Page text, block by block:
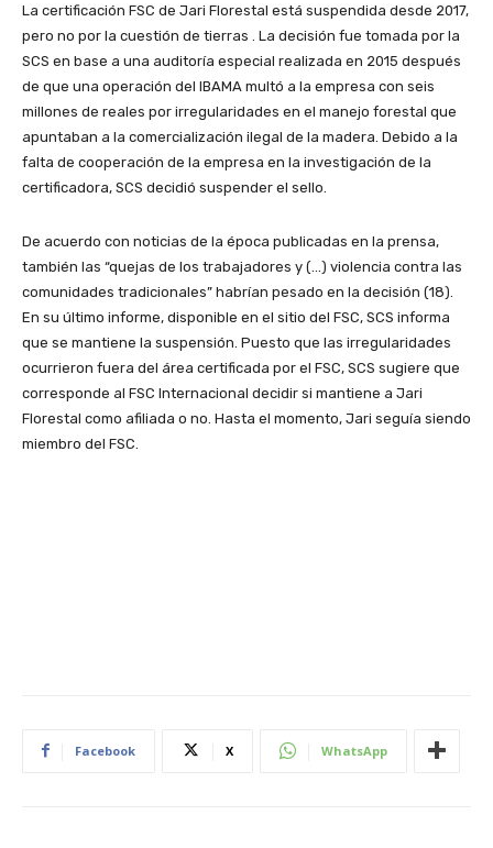
La certificación FSC de Jari Florestal está suspendida desde 2017,
pero no por la cuestión de tierras . La decisión fue tomada por la
SCS en base a una auditoría especial realizada en 2015 después
de que una operación del IBAMA multó a la empresa con seis
millones de reales por irregularidades en el manejo forestal que
apuntaban a la comercialización ilegal de la madera. Debido a la
falta de cooperación de la empresa en la investigación de la
certificadora, SCS decidió suspender el sello.
De acuerdo con noticias de la época publicadas en la prensa,
también las “quejas de los trabajadores y (…) violencia contra las
comunidades tradicionales” habrían pesado en la decisión (18).
En su último informe, disponible en el sitio del FSC, SCS informa
que se mantiene la suspensión. Puesto que las irregularidades
ocurrieron fuera del área certificada por el FSC, SCS sugiere que
corresponde al FSC Internacional decidir si mantiene a Jari
Florestal como afiliada o no. Hasta el momento, Jari seguía siendo
miembro del FSC.
Facebook X WhatsApp